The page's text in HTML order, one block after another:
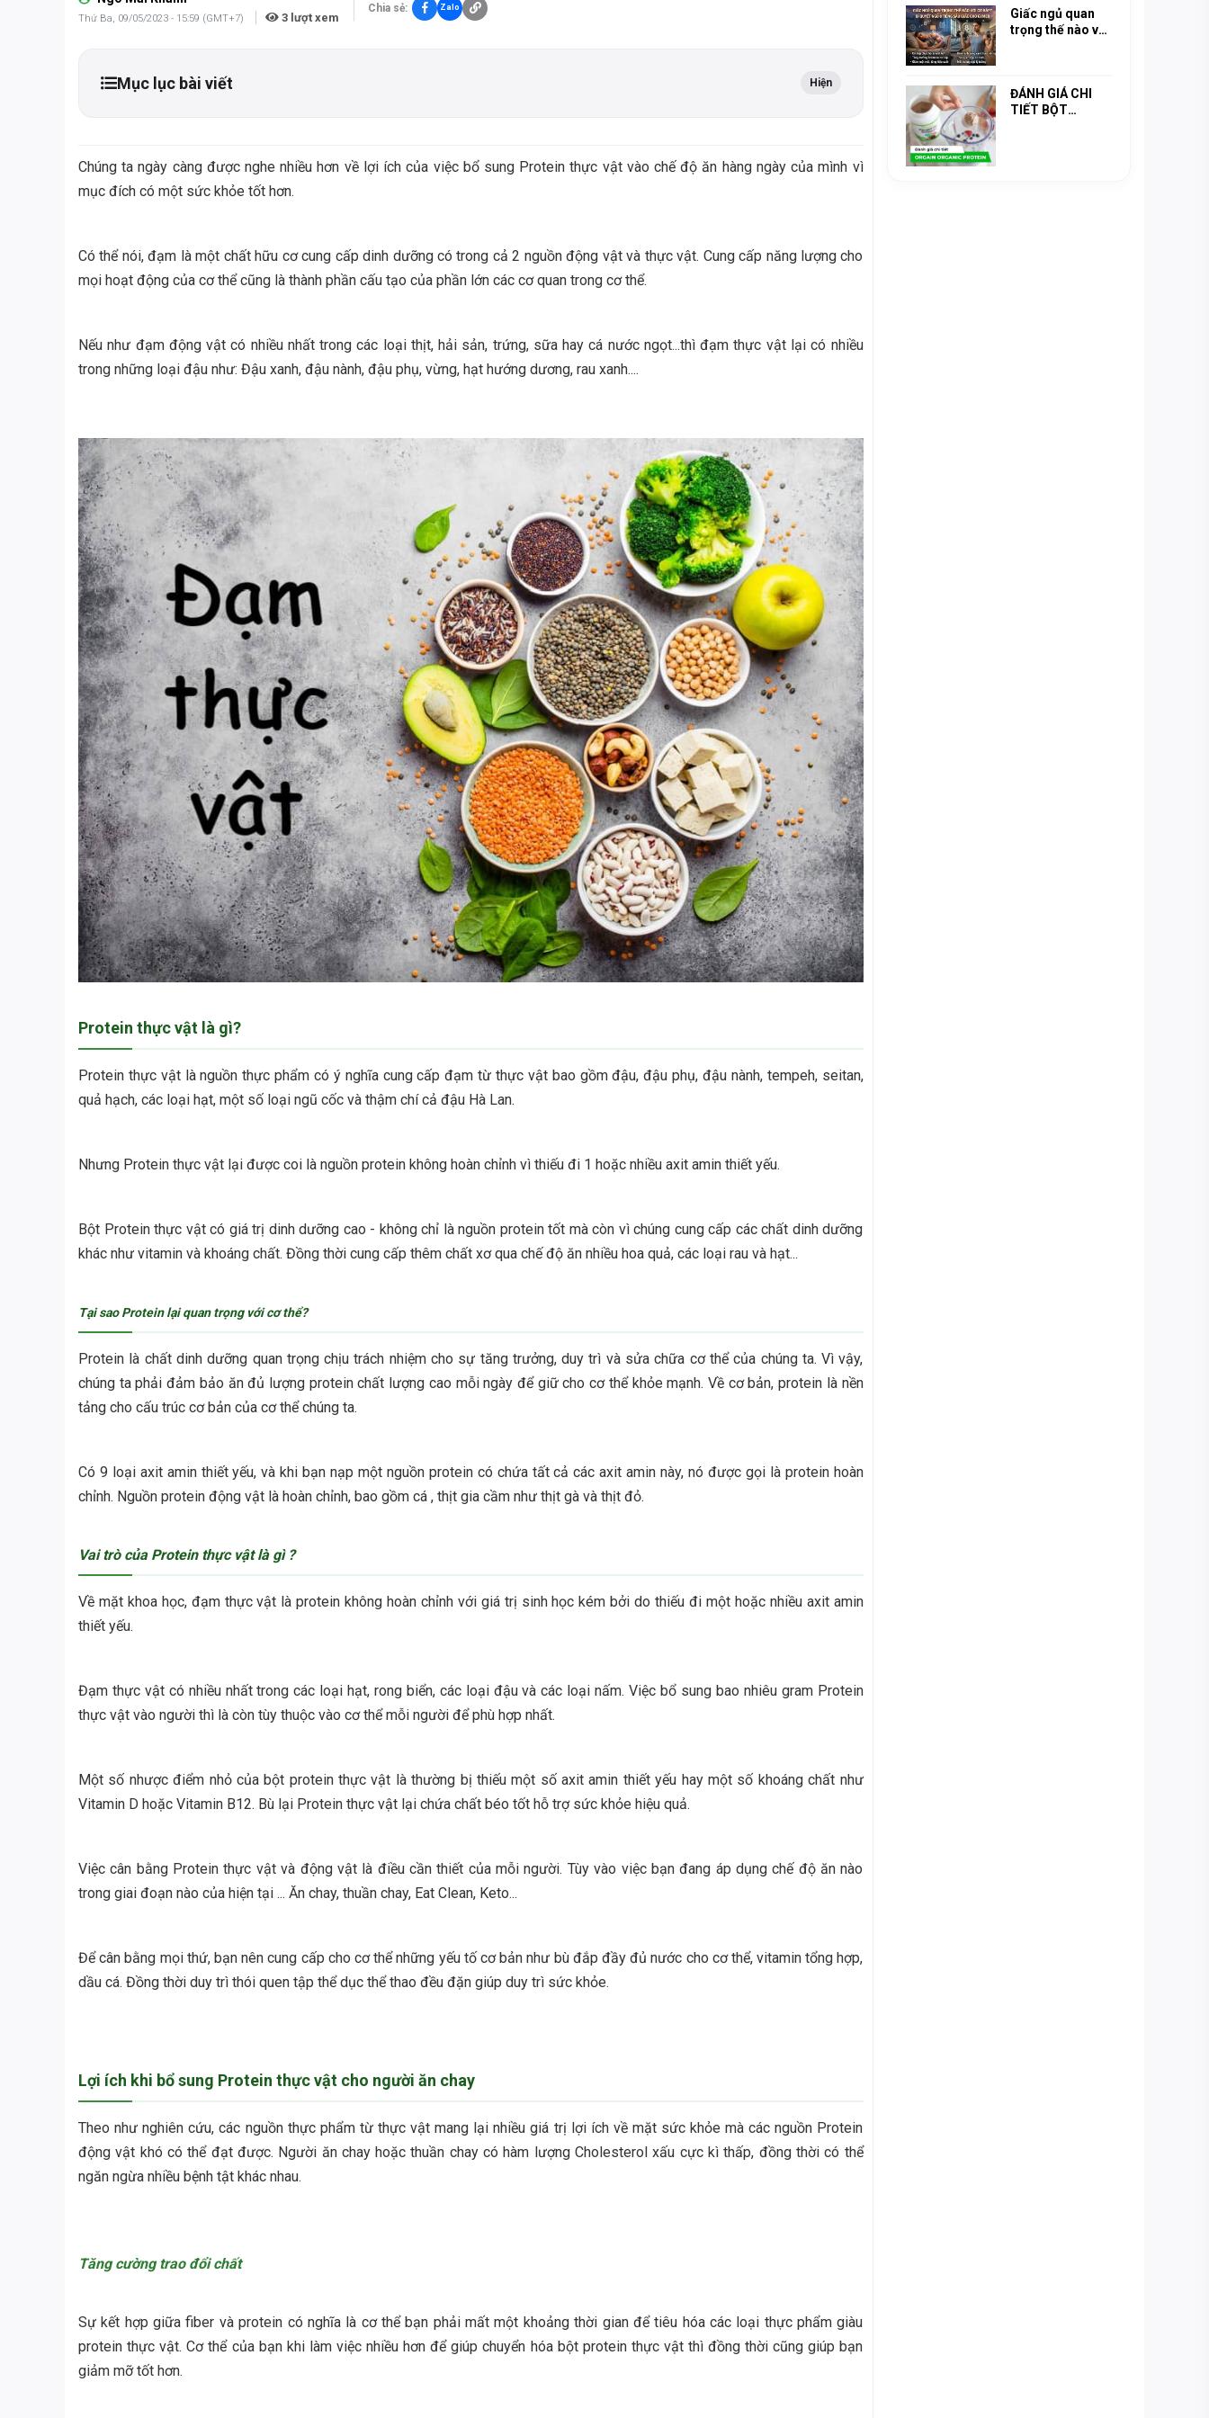
Thứ Ba, 09/05/2023 - 15:59 (GMT+7) 3 lượt xem
Chia sẻ: Zalo
Mục lục bài viết Hiện
Chúng ta ngày càng được nghe nhiều hơn về lợi ích của việc bổ sung Protein thực vật vào chế độ ăn hàng ngày của mình vì
mục đích có một sức khỏe tốt hơn.
Có thể nói, đạm là một chất hữu cơ cung cấp dinh dưỡng có trong cả 2 nguồn động vật và thực vật. Cung cấp năng lượng cho
mọi hoạt động của cơ thể cũng là thành phần cấu tạo của phần lớn các cơ quan trong cơ thể.
Nếu như đạm động vật có nhiều nhất trong các loại thịt, hải sản, trứng, sữa hay cá nước ngọt...thì đạm thực vật lại có nhiều
trong những loại đậu như: Đậu xanh, đậu nành, đậu phụ, vừng, hạt hướng dương, rau xanh....
Protein thực vật là gì?
Protein thực vật là nguồn thực phẩm có ý nghĩa cung cấp đạm từ thực vật bao gồm đậu, đậu phụ, đậu nành, tempeh, seitan,
quả hạch, các loại hạt, một số loại ngũ cốc và thậm chí cả đậu Hà Lan.
Nhưng Protein thực vật lại được coi là nguồn protein không hoàn chỉnh vì thiếu đi 1 hoặc nhiều axit amin thiết yếu.
Bột Protein thực vật có giá trị dinh dưỡng cao - không chỉ là nguồn protein tốt mà còn vì chúng cung cấp các chất dinh dưỡng
khác như vitamin và khoáng chất. Đồng thời cung cấp thêm chất xơ qua chế độ ăn nhiều hoa quả, các loại rau và hạt...
Tại sao Protein lại quan trọng với cơ thể?
Protein là chất dinh dưỡng quan trọng chịu trách nhiệm cho sự tăng trưởng, duy trì và sửa chữa cơ thể của chúng ta. Vì vậy,
chúng ta phải đảm bảo ăn đủ lượng protein chất lượng cao mỗi ngày để giữ cho cơ thể khỏe mạnh. Về cơ bản, protein là nền
tảng cho cấu trúc cơ bản của cơ thể chúng ta.
Có 9 loại axit amin thiết yếu, và khi bạn nạp một nguồn protein có chứa tất cả các axit amin này, nó được gọi là protein hoàn
chỉnh. Nguồn protein động vật là hoàn chỉnh, bao gồm cá , thịt gia cầm như thịt gà và thịt đỏ.
Vai trò của Protein thực vật là gì ?
Về mặt khoa học, đạm thực vật là protein không hoàn chỉnh với giá trị sinh học kém bởi do thiếu đi một hoặc nhiều axit amin
thiết yếu.
Đạm thực vật có nhiều nhất trong các loại hạt, rong biển, các loại đậu và các loại nấm. Việc bổ sung bao nhiêu gram Protein
thực vật vào người thì là còn tùy thuộc vào cơ thể mỗi người để phù hợp nhất.
Một số nhược điểm nhỏ của bột protein thực vật là thường bị thiếu một số axit amin thiết yếu hay một số khoáng chất như
Vitamin D hoặc Vitamin B12. Bù lại Protein thực vật lại chứa chất béo tốt hỗ trợ sức khỏe hiệu quả.
Việc cân bằng Protein thực vật và động vật là điều cần thiết của mỗi người. Tùy vào việc bạn đang áp dụng chế độ ăn nào
trong giai đoạn nào của hiện tại ... Ăn chay, thuần chay, Eat Clean, Keto...
Để cân bằng mọi thứ, bạn nên cung cấp cho cơ thể những yếu tố cơ bản như bù đắp đầy đủ nước cho cơ thể, vitamin tổng hợp,
dầu cá. Đồng thời duy trì thói quen tập thể dục thể thao đều đặn giúp duy trì sức khỏe.
Lợi ích khi bổ sung Protein thực vật cho người ăn chay
Theo như nghiên cứu, các nguồn thực phẩm từ thực vật mang lại nhiều giá trị lợi ích về mặt sức khỏe mà các nguồn Protein
động vật khó có thể đạt được. Người ăn chay hoặc thuần chay có hàm lượng Cholesterol xấu cực kì thấp, đồng thời có thể
ngăn ngừa nhiều bệnh tật khác nhau.
Tăng cường trao đổi chất
Sự kết hợp giữa fiber và protein có nghĩa là cơ thể bạn phải mất một khoảng thời gian để tiêu hóa các loại thực phẩm giàu
protein thực vật. Cơ thể của bạn khi làm việc nhiều hơn để giúp chuyển hóa bột protein thực vật thì đồng thời cũng giúp bạn
giảm mỡ tốt hơn.
quá trình tổng
hợp Protein
Giấc ngủ quan
trọng thế nào với
ĐÁNH GIÁ CHI
TIẾT BỘT